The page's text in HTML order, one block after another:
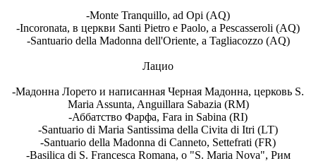
-Monte Tranquillo, ad Opi (AQ)
-Incoronata, в церкви Santi Pietro e Paolo, a Pescasseroli (AQ)
-Santuario della Madonna dell'Oriente, a Tagliacozzo (AQ)
Лацио
-Мадонна Лорето и написанная Черная Мадонна, церковь S.
Maria Assunta, Anguillara Sabazia (RM)
-Аббатство Фарфа, Fara in Sabina (RI)
-Santuario di Maria Santissima della Civita di Itri (LT)
-Santuario della Madonna di Canneto, Settefrati (FR)
-Basilica di S. Francesca Romana, o "S. Maria Nova", Рим